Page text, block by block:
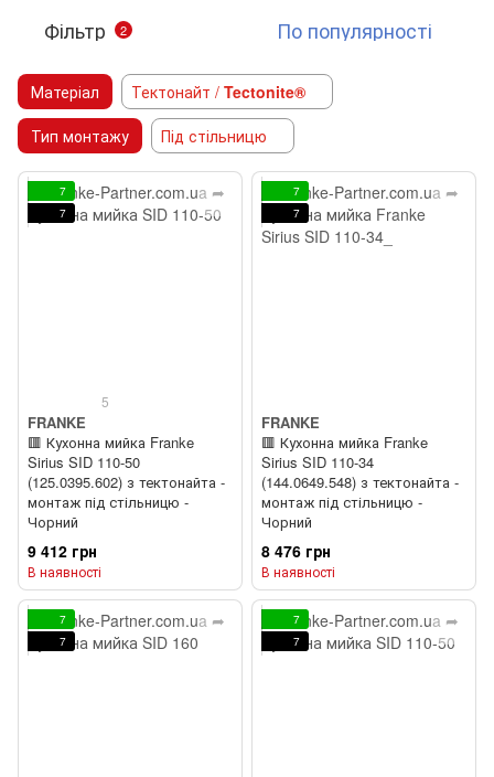
Фільтр 2 По популярності
Матеріал Тектонайт / Tectonite®
Тип монтажу
Під стільницю
7
7
5
FRANKE
🟥 Кухонна мийка Franke
Sirius SID 110-50
(125.0395.602) з тектонайта -
монтаж під стільницю -
Чорний
9 412 грн
В наявності
7
7
FRANKE
🟥 Кухонна мийка Franke
Sirius SID 110-34
(144.0649.548) з тектонайта -
монтаж під стільницю -
Чорний
8 476 грн
В наявності
7
7
7
7